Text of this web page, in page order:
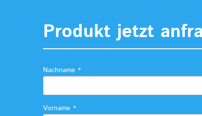
Produkt jetzt
Nachname *
Vorname *